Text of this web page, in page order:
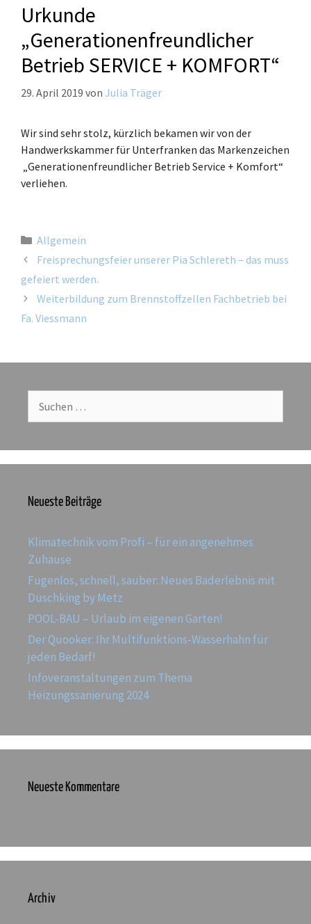
Urkunde
„Generationenfreundlicher
Betrieb SERVICE + KOMFORT“
29. April 2019 von Julia Träger
Wir sind sehr stolz, kürzlich bekamen wir von der
Handwerkskammer für Unterfranken das Markenzeichen
„Generationenfreundlicher Betrieb Service + Komfort“
verliehen.
Allgemein
Freisprechungsfeier unserer Pia Schlereth – das muss
gefeiert werden.
Weiterbildung zum Brennstoffzellen Fachbetrieb bei
Fa. Viessmann
Neueste Beiträge
Klimatechnik vom Profi – für ein angenehmes
Zuhause
Fugenlos, schnell, sauber: Neues Baderlebnis mit
Duschking by Metz
POOL-BAU – Urlaub im eigenen Garten!
Der Quooker: Ihr Multifunktions-Wasserhahn für
jeden Bedarf!
Infoveranstaltungen zum Thema
Heizungssanierung 2024
Neueste Kommentare
Archiv